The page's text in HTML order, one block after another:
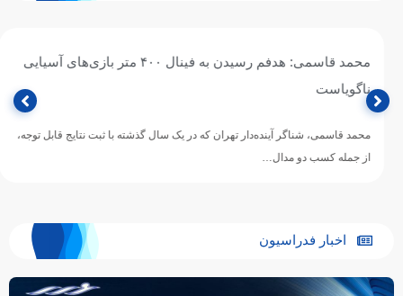
محمد قاسمی: هدفم رسیدن به فینال ۴۰۰ متر بازی‌های آسیایی
ناگویاست
محمد قاسمی، شناگر آینده‌دار تهران که در یک سال گذشته با ثبت نتایج قابل توجه،
از جمله کسب دو مدال…
اخبار فدراسیون